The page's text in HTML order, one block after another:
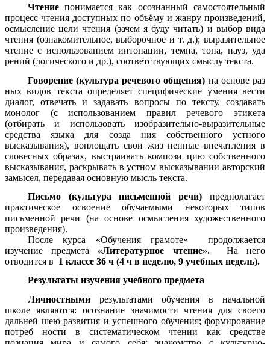
Чтениепонимается как осознанный самостоятельный
процесс чтения доступных по объёму и жанру произведений,
осмысление цели чтения (зачем я буду читать) и выбор вида
чтения (ознакомительное, выборочное и т. д.); выразительное
чтение с использованием интонации, темпа, тона, пауз, уда
рений (логического и др.), соответствующих смыслу текста.
Говорение (культура речевого общения) на основе раз
ных видов текста определяет специфические умения вести
диалог, отвечать и задавать вопросы по тексту, создавать
монолог (с использованием правил речевого этикета
(отбирать и использовать изобразительно-выразительные
средства языка для созда ния собственного устного
высказывания), воплощать свои жиз ненные впечатления в
словесных образах, выстраивать компози цию собственного
высказывания, раскрывать в устном высказывании авторский
замысел, передавая основную мысль текста.
Письмо (культура письменной речи) предполагает
практическое освоение обучаемыми некоторых типов
письменной речи (на основе осмысления художественного
произведения).
После курса «Обучения грамоте» продолжается
изучение предмета «Литературное чтение». На него
отводится в 1 классе 36 ч (4 ч в неделю, 9 учебных недель).
Результаты изучения учебного предмета
Личностнымирезультатами обучения в начальной
школе являются: осознание значимости чтения для своего
дальней шею развития и успешного обучения; формирование
потреб ности в систематическом чтении как средстве